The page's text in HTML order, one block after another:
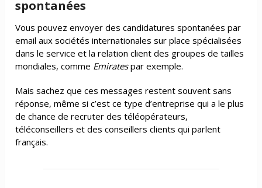
spontanées
Vous pouvez envoyer des candidatures spontanées par
email aux sociétés internationales sur place spécialisées
dans le service et la relation client des groupes de tailles
mondiales, comme Emiratespar exemple.
Mais sachez que ces messages restent souvent sans
réponse, même si c’est ce type d’entreprise qui a le plus
de chance de recruter des téléopérateurs,
téléconseillers et des conseillers clients qui parlent
français.